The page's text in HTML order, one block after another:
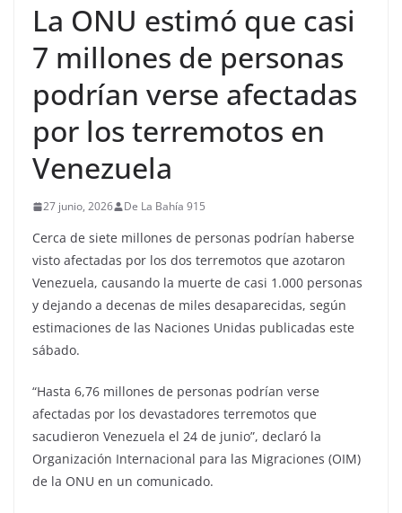
La ONU estimó que casi
7 millones de personas
podrían verse afectadas
por los terremotos en
Venezuela
27 junio, 2026 De La Bahía 915
Cerca de siete millones de personas podrían haberse
visto afectadas por los dos terremotos que azotaron
Venezuela, causando la muerte de casi 1.000 personas
y dejando a decenas de miles desaparecidas, según
estimaciones de las Naciones Unidas publicadas este
sábado.
“Hasta 6,76 millones de personas podrían verse
afectadas por los devastadores terremotos que
sacudieron Venezuela el 24 de junio”, declaró la
Organización Internacional para las Migraciones (OIM)
de la ONU en un comunicado.